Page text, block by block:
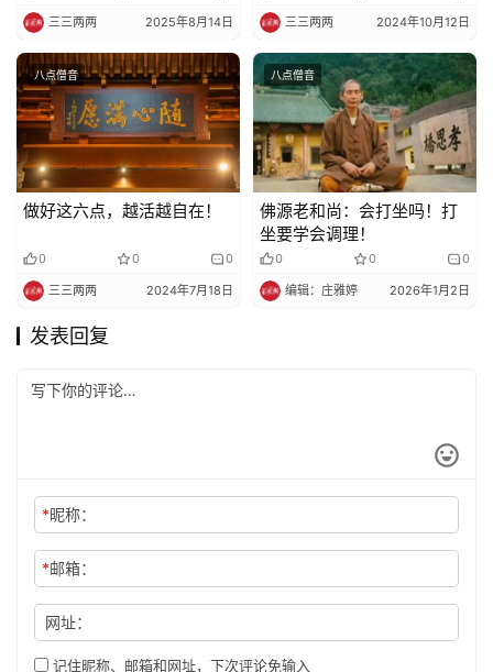
三三两两 2025年8月14日 三三两两 2024年10月12日
八点僧音
做好这六点，越活越自在！
0 0 0
三三两两 2024年7月18日
八点僧音
佛源老和尚：会打坐吗！​打
坐要学会调理！
0 0 0
编辑：庄雅婷 2026年1月2日
发表回复
*昵称：
*邮箱：
网址：
记住昵称、邮箱和网址，下次评论免输入